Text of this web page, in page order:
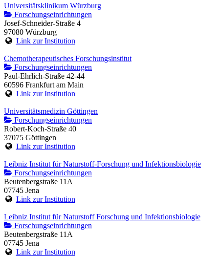
Universitätsklinikum Würzburg
Forschungseinrichtungen
Josef-Schneider-Straße 4
97080 Würzburg
Link zur Institution
Chemotherapeutisches Forschungsinstitut
Forschungseinrichtungen
Paul-Ehrlich-Straße 42-44
60596 Frankfurt am Main
Link zur Institution
Universitätsmedizin Göttingen
Forschungseinrichtungen
Robert-Koch-Straße 40
37075 Göttingen
Link zur Institution
Leibniz Institut für Naturstoff-Forschung und Infektionsbiologie
Forschungseinrichtungen
Beutenbergstraße 11A
07745 Jena
Link zur Institution
Leibniz Institut für Naturstoff Forschung und Infektionsbiologie
Forschungseinrichtungen
Beutenbergstraße 11A
07745 Jena
Link zur Institution